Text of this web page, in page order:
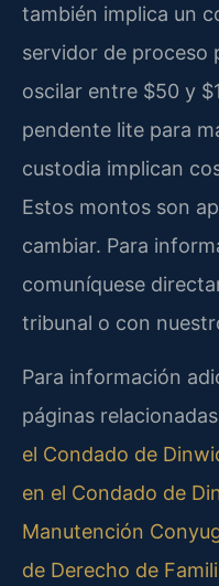
también implica un
servidor de proceso
oscilar entre $50 y
pendente lite para
custodia implican
Estos montos son
cambiar. Para
comuníquese
tribunal o con
Para información
páginas
el Condado de
en el Condado de
Manutención
de Derecho de